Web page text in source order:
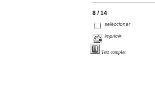
8 / 14
seleccionar
imprimir
Text complet